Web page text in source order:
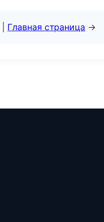
Главная страница →